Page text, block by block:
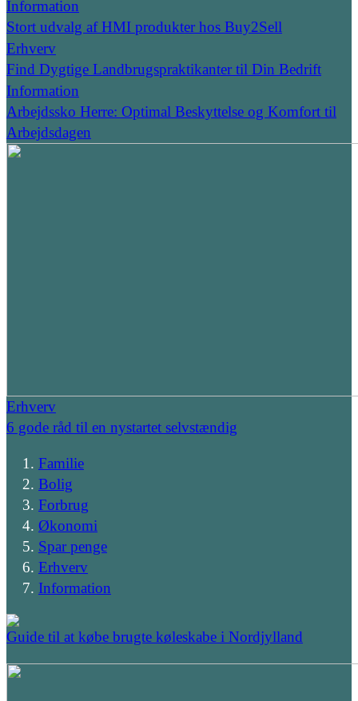
Information
Stort udvalg af HMI produkter hos Buy2Sell
Erhverv
Find Dygtige Landbrugspraktikanter til Din Bedrift
Information
Arbejdssko Herre: Optimal Beskyttelse og Komfort til
Arbejdsdagen
Erhverv
6 gode råd til en nystartet selvstændig
Familie
Bolig
Forbrug
Økonomi
Spar penge
Erhverv
Information
Guide til at købe brugte køleskabe i Nordjylland